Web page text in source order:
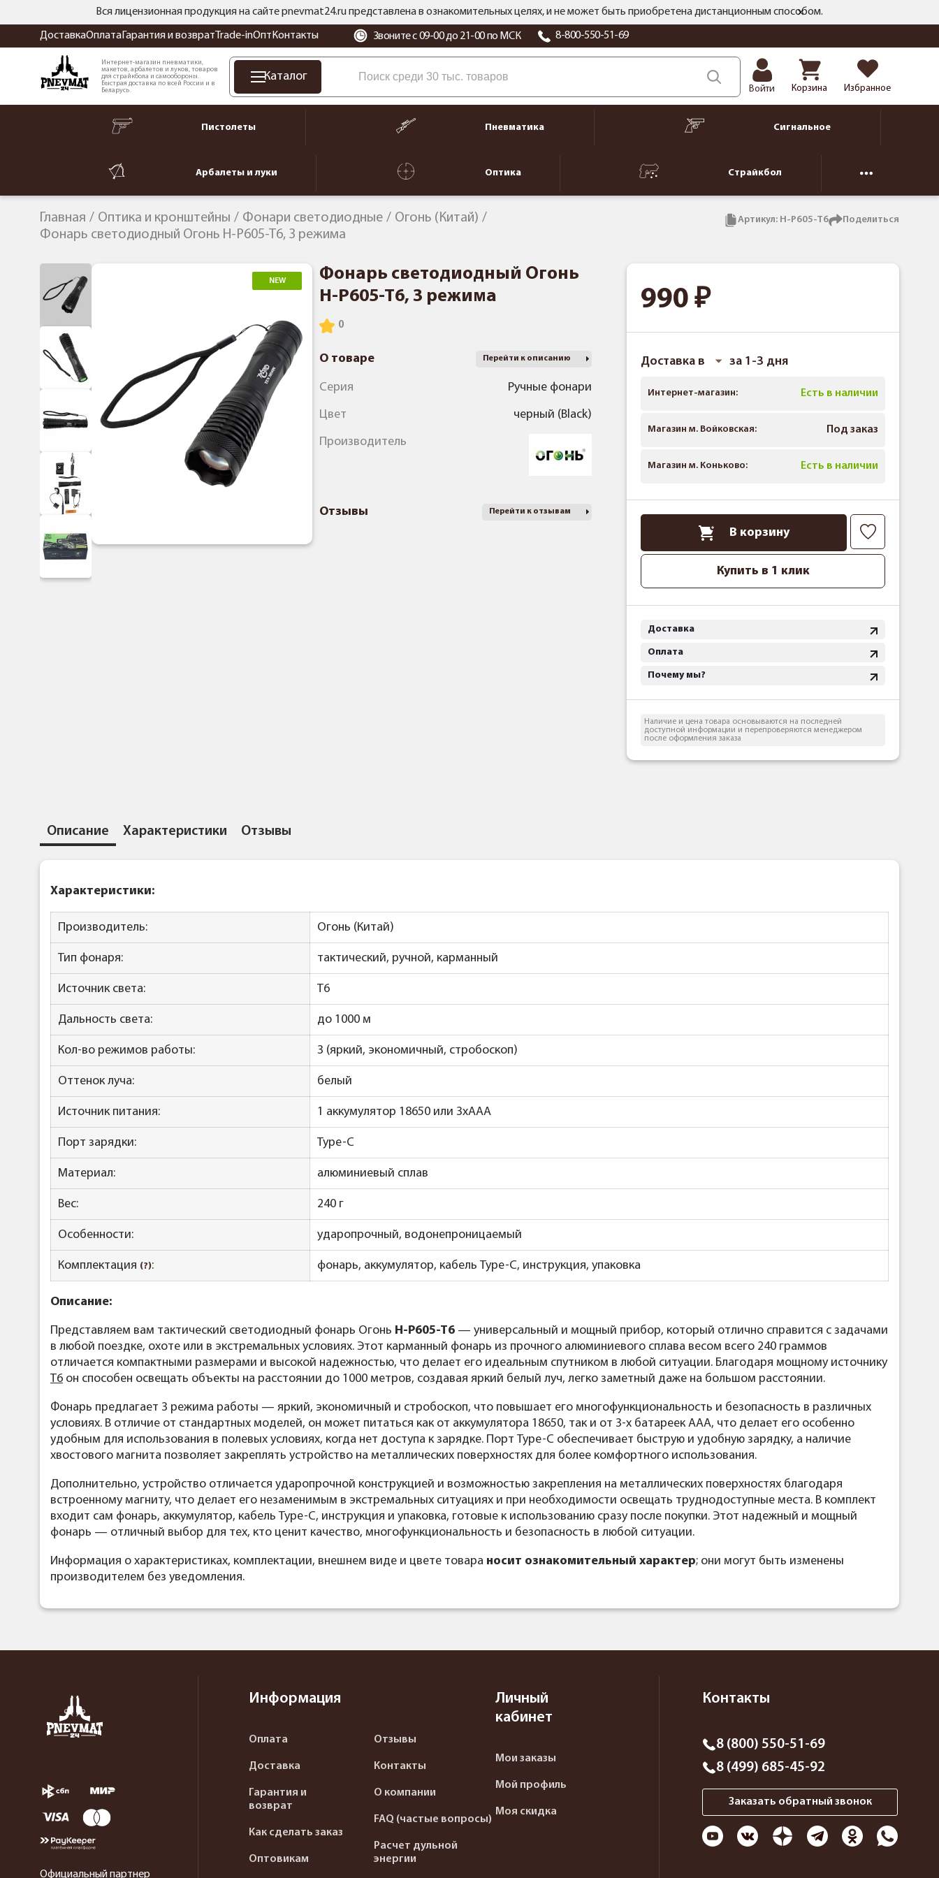
Вся лицензионная продукция на сайте pnevmat24.ru представлена в ознакомительных целях, и не может быть приобретена дистанционным способом.
ДоставкаОплата Гарантия и возврат Trade-inОпт Контакты Звоните с 09-00 до 21-00 по МСК 8-800-550-51-69
Интернет-магазин пневматики,
макетов, арбалетов и луков, товаров
для страйкбола и самообороны.
Быстрая доставка по всей России и в
Беларусь.
Каталог
Войти Корзина Избранное
Пистолеты Пневматика Сигнальное
Арбалеты и луки Оптика Страйкбол
Главная Оптика и кронштейны Фонари светодиодные
Огонь (Китай)
Фонарь светодиодный Огонь H-P605-T6, 3 режима
Артикул: H-P605-T6 Поделиться
NEW
Фонарь светодиодный Огонь
H-P605-T6, 3 режима
О товаре Перейти к описанию
Серия Ручные фонари
Цвет черный (Black)
Производитель
Отзывы Перейти к отзывам
990
Доставка в за 1-3 дня
Интернет-магазин: Есть в наличии
Магазин м. Войковская: Под заказ
Магазин м. Коньково: Есть в наличии
В корзину
Купить в 1 клик
Доставка
Оплата
Почему мы?
Наличие и цена товара основываются на последней
доступной информации и перепроверяются менеджером
после оформления заказа
Описание Характеристики Отзывы
Характеристики:
Производитель: Огонь (Китай)
Тип фонаря: тактический, ручной, карманный
Источник света: Т6
Дальность света: до 1000 м
Кол-во режимов работы: 3 (яркий, экономичный, стробоскоп)
Оттенок луча: белый
Источник питания: 1 аккумулятор 18650 или 3хААА
Порт зарядки: Type-C
Материал: алюминиевый сплав
Вес: 240 г
Особенности: ударопрочный, водонепроницаемый
Комплектация (?): фонарь, аккумулятор, кабель Type-C, инструкция, упаковка
Описание:
Представляем вам тактический светодиодный фонарь Огонь H-P605-T6 — универсальный и мощный прибор, который отлично справится с задачами
в любой поездке, охоте или в экстремальных условиях. Этот карманный фонарь из прочного алюминиевого сплава весом всего 240 граммов
отличается компактными размерами и высокой надежностью, что делает его идеальным спутником в любой ситуации. Благодаря мощному источнику
Т6 он способен освещать объекты на расстоянии до 1000 метров, создавая яркий белый луч, легко заметный даже на большом расстоянии.
Фонарь предлагает 3 режима работы — яркий, экономичный и стробоскоп, что повышает его многофункциональность и безопасность в различных
условиях. В отличие от стандартных моделей, он может питаться как от аккумулятора 18650, так и от 3-х батареек ААА, что делает его особенно
удобным для использования в полевых условиях, когда нет доступа к зарядке. Порт Type-C обеспечивает быструю и удобную зарядку, а наличие
хвостового магнита позволяет закреплять устройство на металлических поверхностях для более комфортного использования.
Дополнительно, устройство отличается ударопрочной конструкцией и возможностью закрепления на металлических поверхностях благодаря
встроенному магниту, что делает его незаменимым в экстремальных ситуациях и при необходимости освещать труднодоступные места. В комплект
входит сам фонарь, аккумулятор, кабель Type-C, инструкция и упаковка, готовые к использованию сразу после покупки. Этот надежный и мощный
фонарь — отличный выбор для тех, кто ценит качество, многофункциональность и безопасность в любой ситуации.
Информация о характеристиках, комплектации, внешнем виде и цвете товара носит ознакомительный характер; они могут быть изменены
производителем без уведомления.
Официальный партнер
Информация
Оплата
Доставка
Гарантия и
возврат
Как сделать заказ
Оптовикам
Отзывы
Контакты
О компании
FAQ (частые вопросы)
Расчет дульной
энергии
Личный
кабинет
Мои заказы
Мой профиль
Моя скидка
Контакты
8 (800) 550-51-69
8 (499) 685-45-92
Заказать обратный звонок